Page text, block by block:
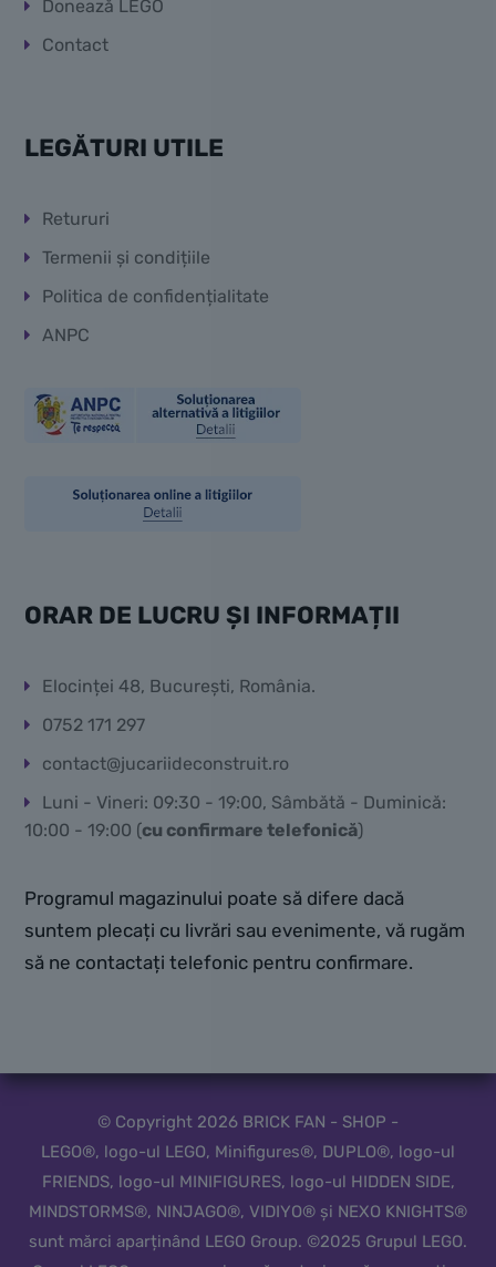
Donează LEGO
Contact
LEGĂTURI UTILE
Retururi
Termenii și condițiile
Politica de confidențialitate
ANPC
ORAR DE LUCRU ȘI INFORMAȚII
Elocinței 48, București, România.
0752 171 297
contact@jucariideconstruit.ro
Luni - Vineri: 09:30 - 19:00, Sâmbătă - Duminică:
10:00 - 19:00 (cu confirmare telefonică)
Programul magazinului poate să difere dacă
suntem plecați cu livrări sau evenimente, vă rugăm
să ne contactați telefonic pentru confirmare.
© Copyright 2026 BRICK FAN - SHOP -
LEGO®, logo-ul LEGO, Minifigures®, DUPLO®, logo-ul
FRIENDS, logo-ul MINIFIGURES, logo-ul HIDDEN SIDE,
MINDSTORMS®, NINJAGO®, VIDIYO® și NEXO KNIGHTS®
sunt mărci aparținând LEGO Group. ©2025 Grupul LEGO.